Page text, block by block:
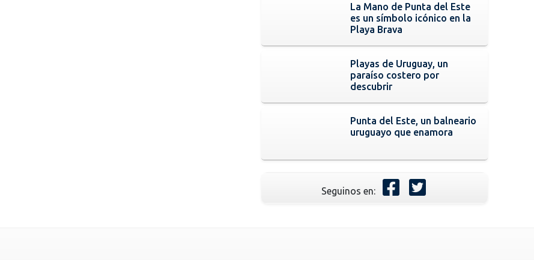
La Mano de Punta del Este
es un símbolo icónico en la
Playa Brava
Playas de Uruguay, un
paraíso costero por
descubrir
Punta del Este, un balneario
uruguayo que enamora
Seguinos en: